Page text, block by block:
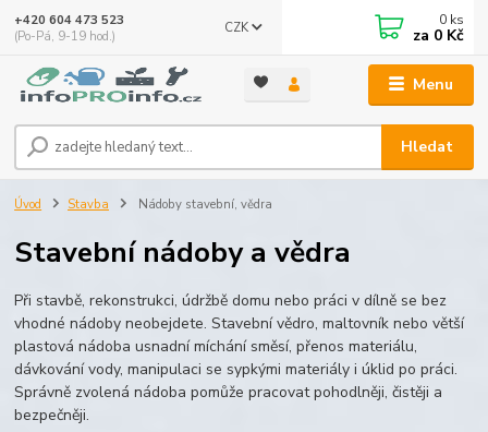
Menu
CZK
Hledat
+420 604 473 523
(Po-Pá, 9-19 hod.)
0 ks
za 0 Kč
Úvod Stavba Nádoby stavební, vědra
Stavební nádoby a vědra
Při stavbě, rekonstrukci, údržbě domu nebo práci v dílně se bez
vhodné nádoby neobejdete. Stavební vědro, maltovník nebo větší
plastová nádoba usnadní míchání směsí, přenos materiálu,
dávkování vody, manipulaci se sypkými materiály i úklid po práci.
Správně zvolená nádoba pomůže pracovat pohodlněji, čistěji a
bezpečněji.